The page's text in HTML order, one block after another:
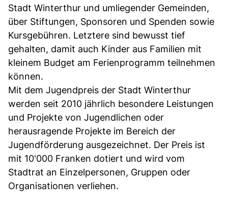
Stadt Winterthur und umliegender Gemeinden,
über Stiftungen, Sponsoren und Spenden sowie
Kursgebühren. Letztere sind bewusst tief
gehalten, damit auch Kinder aus Familien mit
kleinem Budget am Ferienprogramm teilnehmen
können.
Mit dem Jugendpreis der Stadt Winterthur
werden seit 2010 jährlich besondere Leistungen
und Projekte von Jugendlichen oder
herausragende Projekte im Bereich der
Jugendförderung ausgezeichnet. Der Preis ist
mit 10'000 Franken dotiert und wird vom
Stadtrat an Einzelpersonen, Gruppen oder
Organisationen verliehen.